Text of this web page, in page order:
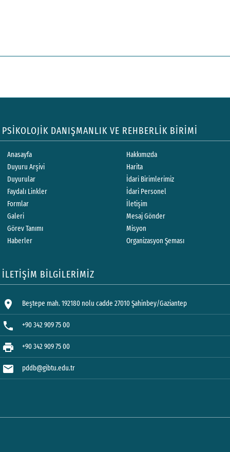
PSİKOLOJİK DANIŞMANLIK VE REHBERLİK BİRİMİ
Anasayfa
Duyuru Arşivi
Duyurular
Faydalı Linkler
Formlar
Galeri
Görev Tanımı
Haberler
Hakkımızda
Harita
İdari Birimlerimiz
İdari Personel
İletişim
Mesaj Gönder
Misyon
Organizasyon Şeması
İLETİŞİM BİLGİLERİMİZ
location_on Beştepe mah. 192180 nolu cadde 27010 Şahinbey/Gaziantep
phone +90 342 909 75 00
print +90 342 909 75 00
mail pddb@gibtu.edu.tr